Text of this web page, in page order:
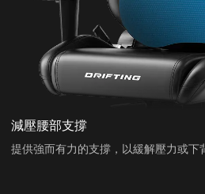
減壓腰部支撐
提供強而有力的支撐，以緩解壓力或下